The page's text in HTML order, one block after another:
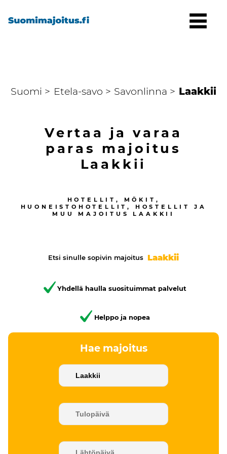
Suomi > Etela-savo > Savonlinna > Laakkii
Vertaa ja varaa
paras majoitus
Laakkii
HOTELLIT, MÖKIT,
HUONEISTOHOTELLIT, HOSTELLIT JA
MUU MAJOITUS
LAAKKII
Etsi sinulle sopivin majoitus Laakkii
Yhdellä haulla suosituimmat palvelut
Helppo ja nopea
Hae majoitus